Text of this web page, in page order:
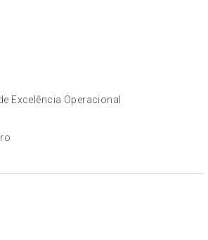
Excelência Operacional